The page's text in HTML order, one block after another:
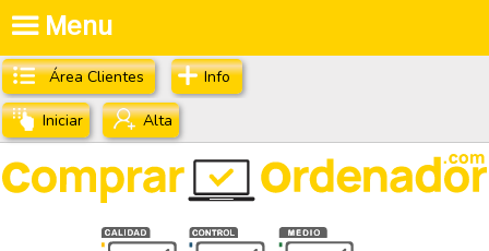
Área Clientes Info
Iniciar Alta
Menu